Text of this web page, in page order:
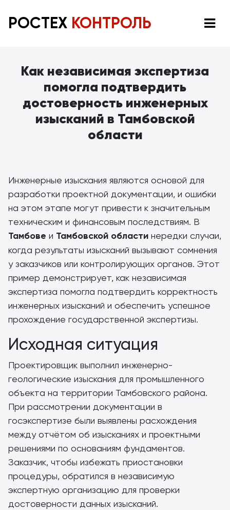
РОСТЕХ КОНТРОЛЬ
Как независимая экспертиза
помогла подтвердить
достоверность инженерных
изысканий в Тамбовской
области
Инженерные изыскания являются основой для
разработки проектной документации, и ошибки
на этом этапе могут привести к значительным
техническим и финансовым последствиям. В
Тамбове и Тамбовской области нередки случаи,
когда результаты изысканий вызывают сомнения
у заказчиков или контролирующих органов. Этот
пример демонстрирует, как независимая
экспертиза помогла подтвердить корректность
инженерных изысканий и обеспечить успешное
прохождение государственной экспертизы.
Исходная ситуация
Проектировщик выполнил инженерно-
геологические изыскания для промышленного
объекта на территории Тамбовского района.
При рассмотрении документации в
госэкспертизе были выявлены расхождения
между отчётом об изысканиях и проектными
решениями по основаниям фундаментов.
Заказчик, чтобы избежать приостановки
процедуры, обратился в независимую
экспертную организацию для проверки
достоверности данных изысканий.